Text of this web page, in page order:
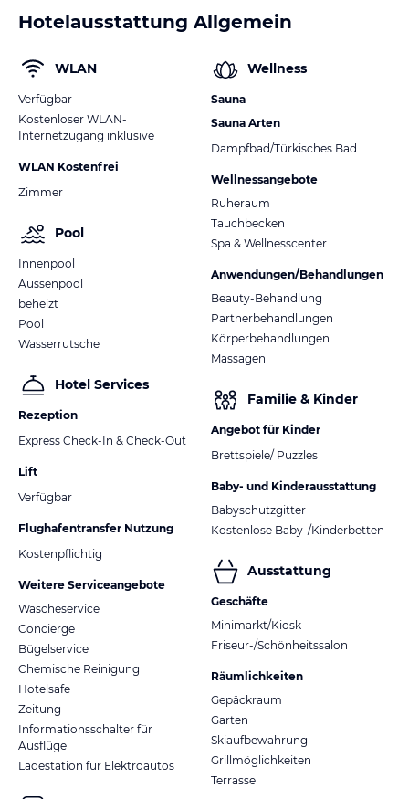
Hotelausstattung Allgemein
WLAN
Verfügbar
Kostenloser WLAN-
Internetzugang inklusive
WLAN Kostenfrei
Zimmer
Pool
Innenpool
Aussenpool
beheizt
Pool
Wasserrutsche
Hotel Services
Rezeption
Express Check-In & Check-Out
Lift
Verfügbar
Flughafentransfer Nutzung
Kostenpflichtig
Weitere Serviceangebote
Wäscheservice
Concierge
Bügelservice
Chemische Reinigung
Hotelsafe
Zeitung
Informationsschalter für
Ausflüge
Ladestation für Elektroautos
Wellness
Sauna
Sauna Arten
Dampfbad/Türkisches Bad
Wellnessangebote
Ruheraum
Tauchbecken
Spa & Wellnesscenter
Anwendungen/Behandlungen
Beauty-Behandlung
Partnerbehandlungen
Körperbehandlungen
Massagen
Familie & Kinder
Angebot für Kinder
Brettspiele/ Puzzles
Baby- und Kinderausstattung
Babyschutzgitter
Kostenlose Baby-/Kinderbetten
Ausstattung
Geschäfte
Minimarkt/Kiosk
Friseur-/Schönheitssalon
Räumlichkeiten
Gepäckraum
Garten
Skiaufbewahrung
Grillmöglichkeiten
Terrasse